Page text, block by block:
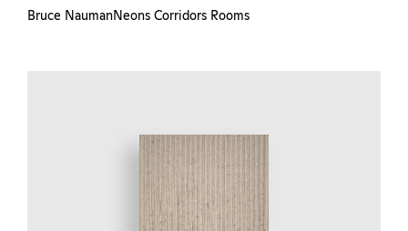
Bruce NaumanNeons Corridors Rooms